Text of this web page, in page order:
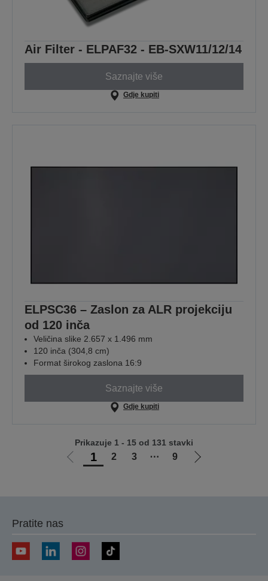
Air Filter - ELPAF32 - EB-SXW11/12/14
Saznajte više
Gdje kupiti
ELPSC36 – Zaslon za ALR projekciju
od 120 inča
Veličina slike 2.657 x 1.496 mm
120 inča (304,8 cm)
Format širokog zaslona 16:9
Saznajte više
Gdje kupiti
Idi
1 2 3 ⋯ 9
Idi
Prikazuje 1 - 15 od 131 stavki
Pratite nas